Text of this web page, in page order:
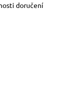
doručení